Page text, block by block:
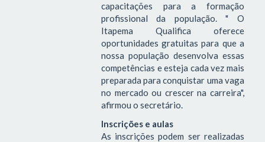
capacitações para a formação
profissional da população. " O
Itapema Qualifica oferece
oportunidades gratuitas para que a
nossa população desenvolva essas
competências e esteja cada vez mais
preparada para conquistar uma vaga
no mercado ou crescer na carreira",
afirmou o secretário.
Inscrições e aulas
As inscrições podem ser realizadas